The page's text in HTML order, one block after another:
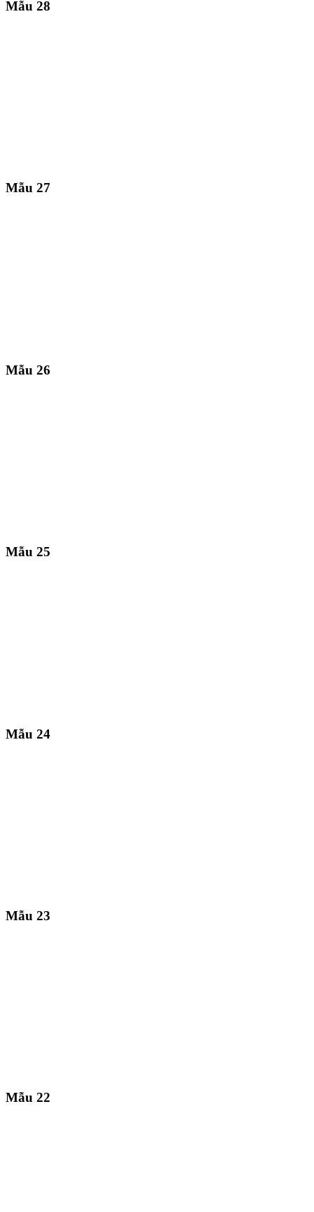
Mẫu 28
Mẫu 27
Mẫu 26
Mẫu 25
Mẫu 24
Mẫu 23
Mẫu 22